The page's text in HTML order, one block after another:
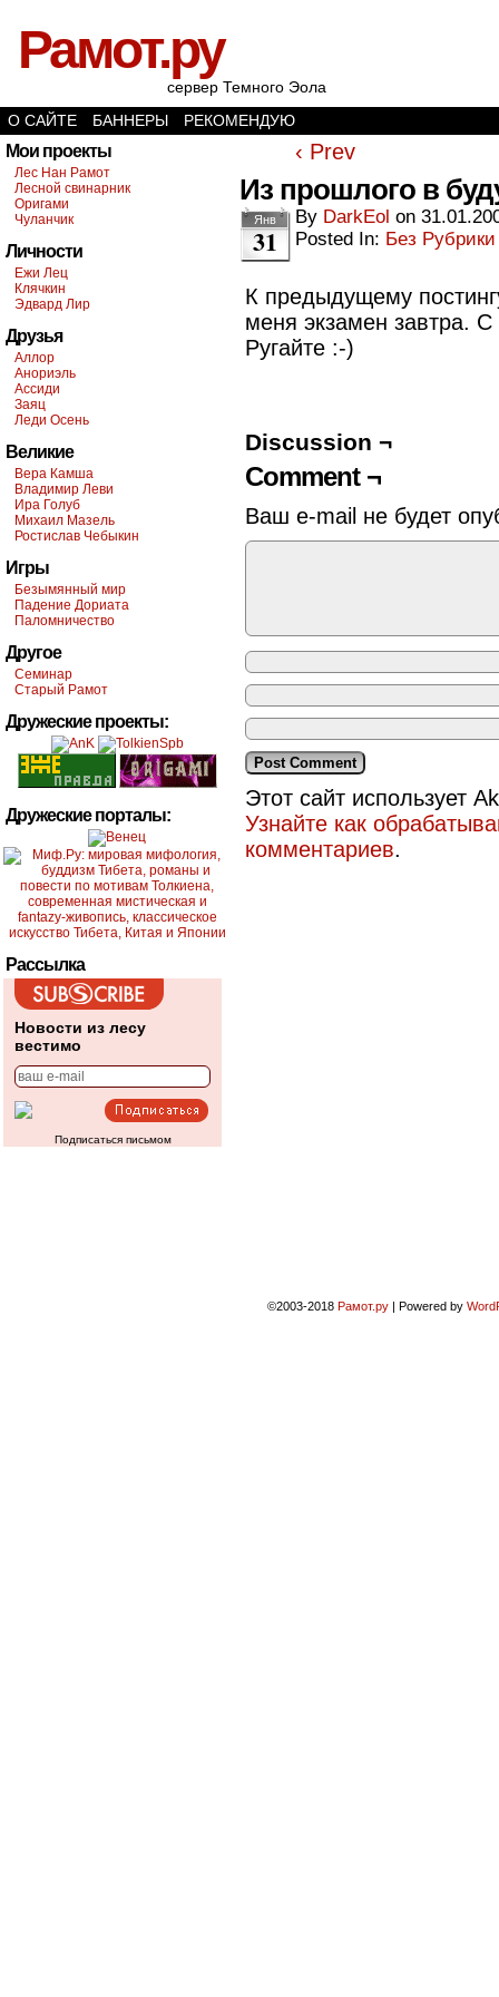
Рамот.ру
сервер Темного Эола
О САЙТЕ
БАННЕРЫ РЕКОМЕНДУЮ
Мои проекты
Лес Нан Рамот
Лесной свинарник
Оригами
Чуланчик
Личности
Ежи Лец
Клячкин
Эдвард Лир
Друзья
Аллор
Анориэль
Ассиди
Заяц
Леди Осень
Великие
Вера Камша
Владимир Леви
Ира Голуб
Михаил Мазель
Ростислав Чебыкин
Игры
Безымянный мир
Падение Дориата
Паломничество
Другое
Семинар
Старый Рамот
Дружеские проекты:
Дружеские порталы:
Рассылка
Новости из лесу
вестимо
Подписаться письмом
‹ Prev
Из прошлого в
Янв
31
By DarkEol on
Posted In: Без Рубрики
К предыдущему
меня экзамен завтра.
Ругайте :-)
Discussion ¬
Comment ¬
Ваш e-mail не будет
Этот сайт использует
Узнайте как
комментариев.
©2003-2018 Рамот.ру | Powered by